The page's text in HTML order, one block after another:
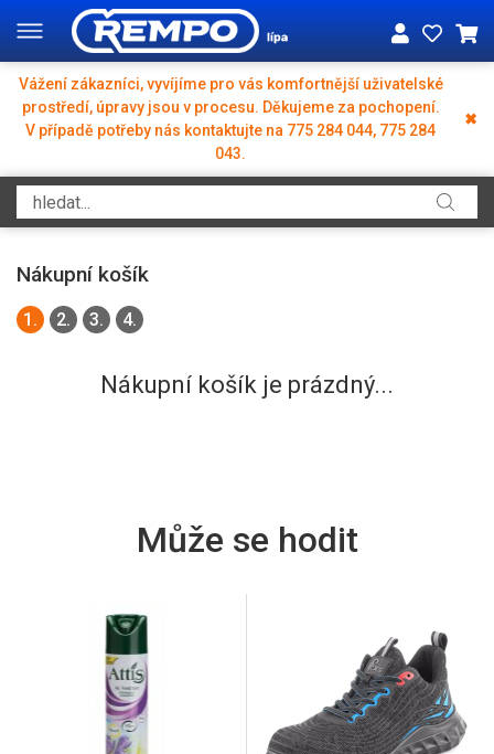
✖
Vážení zákazníci, vyvíjíme pro vás komfortnější uživatelské
prostředí, úpravy jsou v procesu. Děkujeme za pochopení.
V případě potřeby nás kontaktujte na 775 284 044, 775 284
043.
Nákupní košík
1. 2. 3. 4.
Nákupní košík je prázdný...
Může se hodit